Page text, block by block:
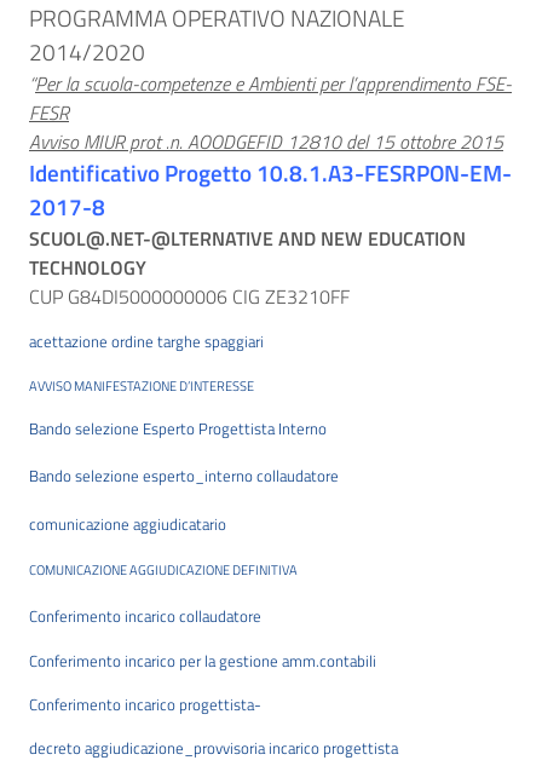
PROGRAMMA OPERATIVO NAZIONALE
2014/2020
“Per la scuola-competenze e Ambienti per l’apprendimento FSE-
FESR
Avviso MIUR prot .n. AOODGEFID 12810 del 15 ottobre 2015
Identificativo Progetto 10.8.1.A3-FESRPON-EM-
2017-8
SCUOL@.NET-@LTERNATIVE AND NEW EDUCATION
TECHNOLOGY
CUP G84DI5000000006 CIG ZE3210FF
acettazione ordine targhe spaggiari
AVVISO MANIFESTAZIONE D’INTERESSE
Bando selezione Esperto Progettista Interno
Bando selezione esperto_interno collaudatore
comunicazione aggiudicatario
COMUNICAZIONE AGGIUDICAZIONE DEFINITIVA
Conferimento incarico collaudatore
Conferimento incarico per la gestione amm.contabili
Conferimento incarico progettista-
decreto aggiudicazione_provvisoria incarico progettista